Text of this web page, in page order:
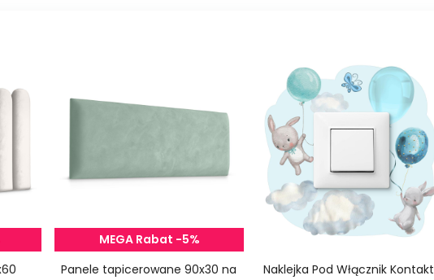
MEGA Rabat -5%
Panele tapicerowane 90x30 na
Naklejka Pod Włącznik Kontakt